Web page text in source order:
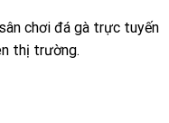
chơi đá gà trực tuyến
thị trường.